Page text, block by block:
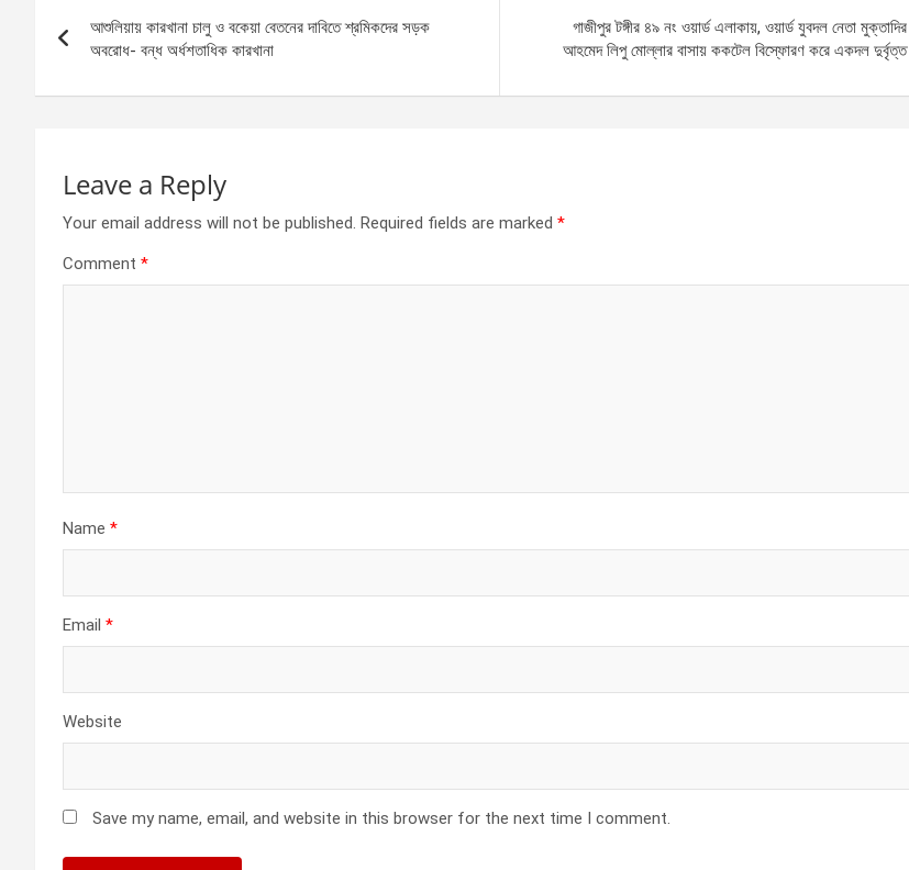
o
o
k
g
er
A
p
p
navigation
আশুলিয়ায় কারখানা চালু ও বকেয়া বেতনের দাবিতে শ্রমিকদের সড়ক
অবরোধ- বন্ধ অর্ধশতাধিক কারখানা
গাজীপুর টঙ্গীর ৪৯ নং ওয়ার্ড এলাকায়, ওয়ার্ড যুবদল নেতা মুক্তাদির
আহমেদ লিপু মোল্লার বাসায় ককটেল বিস্ফোরণ করে একদল দুর্বৃত্ত
Leave a Reply
Your email address will not be published. Required fields are marked *
Comment *
Name *
Email *
Website
Save my name, email, and website in this browser for the next time I comment.